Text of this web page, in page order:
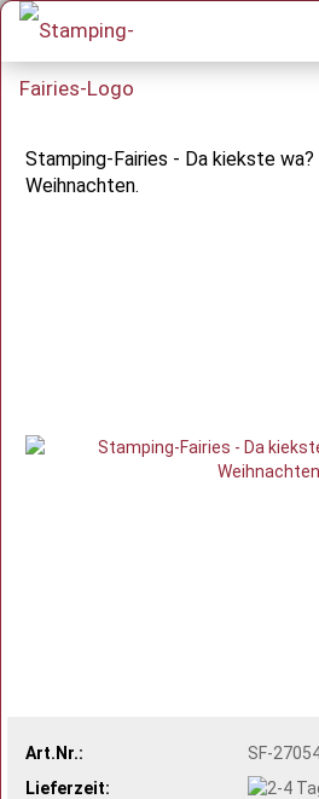
Stamping-Fairies - Da kiekste
Weihnachten.
Art.Nr.:
SF-
Lieferzeit: